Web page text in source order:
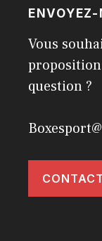
Vous
question ?